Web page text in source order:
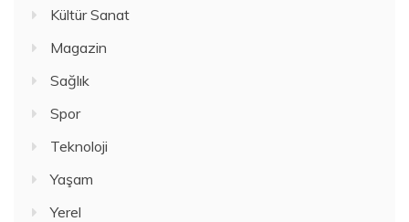
Kültür Sanat
Magazin
Sağlık
Spor
Teknoloji
Yaşam
Yerel